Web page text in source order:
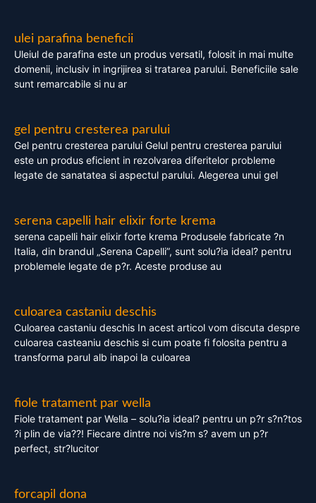
ulei parafina beneficii
Uleiul de parafina este un produs versatil, folosit in mai multe
domenii, inclusiv in ingrijirea si tratarea parului. Beneficiile sale
sunt remarcabile si nu ar
gel pentru cresterea parului
Gel pentru cresterea parului Gelul pentru cresterea parului
este un produs eficient in rezolvarea diferitelor probleme
legate de sanatatea si aspectul parului. Alegerea unui gel
serena capelli hair elixir forte krema
serena capelli hair elixir forte krema Produsele fabricate ?n
Italia, din brandul „Serena Capelli”, sunt solu?ia ideal? pentru
problemele legate de p?r. Aceste produse au
culoarea castaniu deschis
Culoarea castaniu deschis In acest articol vom discuta despre
culoarea casteaniu deschis si cum poate fi folosita pentru a
transforma parul alb inapoi la culoarea
fiole tratament par wella
Fiole tratament par Wella – solu?ia ideal? pentru un p?r s?n?tos
?i plin de via??! Fiecare dintre noi vis?m s? avem un p?r
perfect, str?lucitor
forcapil dona